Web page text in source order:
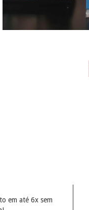
em até 6x sem